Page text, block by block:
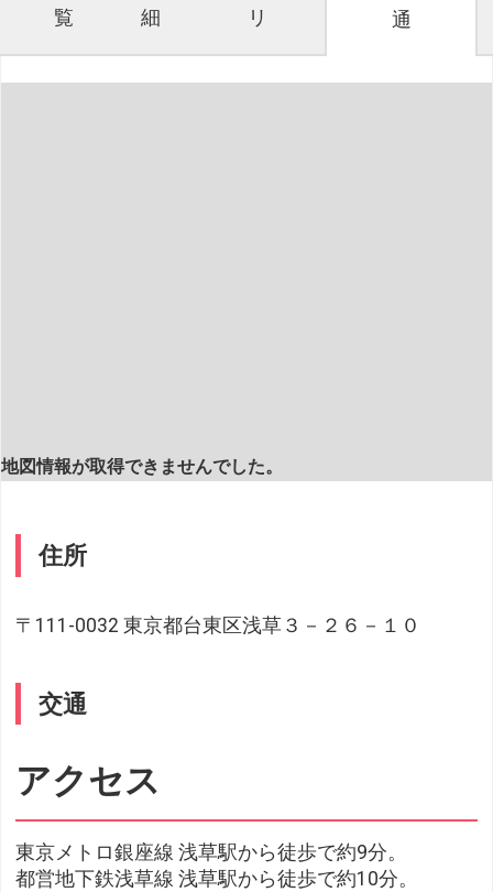
覧
細
リ
通
地図情報が取得できませんでした。
住所
〒111-0032 東京都台東区浅草３－２６－１０
交通
アクセス
東京メトロ銀座線 浅草駅から徒歩で約9分。
都営地下鉄浅草線 浅草駅から徒歩で約10分。